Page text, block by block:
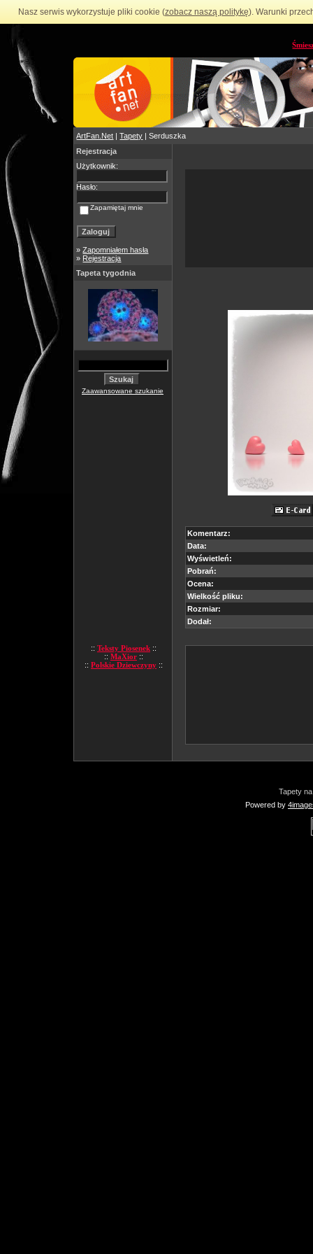
Nasz serwis wykorzystuje pliki cookie (zobacz naszą politykę). Warunki
ArtFan.Net |Tapety | Serduszka
Rejestracja
Użytkownik:
Hasło:
Zapamiętaj mnie
»Zapomniałem hasła
» Rejestracja
Tapeta tygodnia
Zaawansowane szukanie
:: Teksty Piosenek ::
:: MaXior ::
:: Polskie Dziewczyny ::
Komentarz:
Data:
Wyświetleń:
Pobrań:
Ocena:
Wielkość pliku:
Rozmiar:
Dodał:
Tapety
Powered by